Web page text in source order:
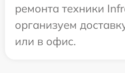
ремонта техники
организуем
или в офис.